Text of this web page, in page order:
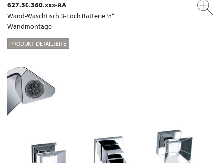
627.30.360.xxx-AA
Wand-Waschtisch 3-Loch Batterie ½“
Wandmontage
PRODUKT-DETAILSEITE